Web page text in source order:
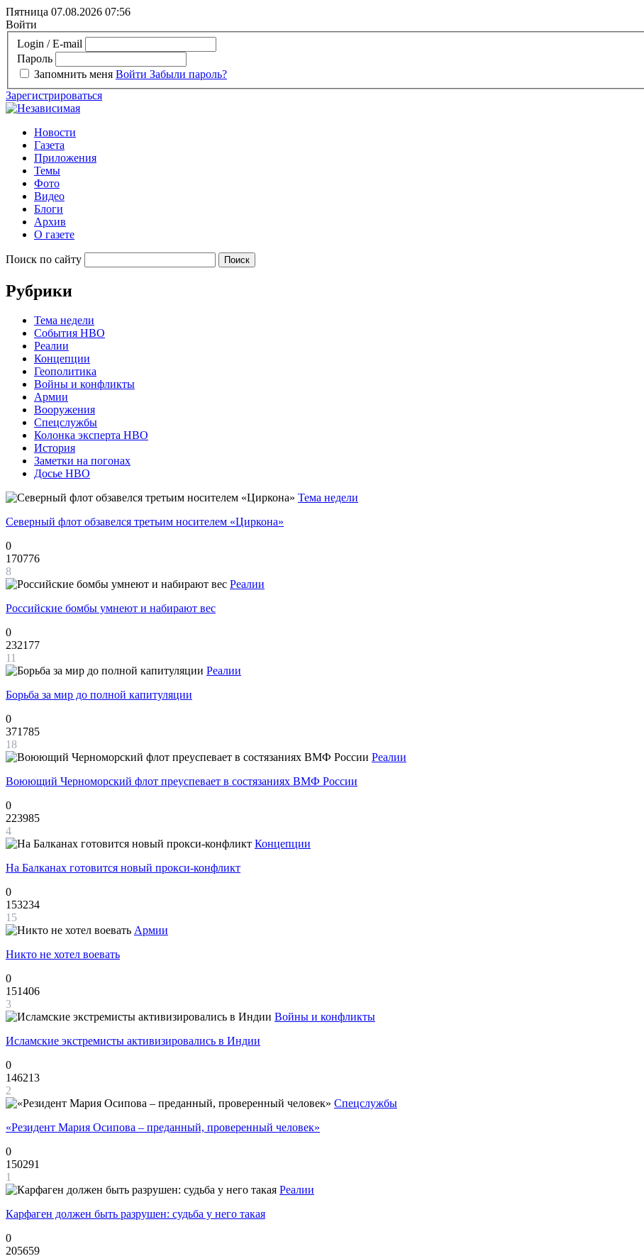
Пятница 07.08.2026 07:56
Войти
Login / E-mail
Пароль
Запомнить меня Войти Забыли пароль?
Зарегистрироваться
Новости
Газета
Приложения
Темы
Фото
Видео
Блоги
Архив
О газете
Поиск по сайту
Рубрики
Тема недели
События НВО
Реалии
Концепции
Геополитика
Войны и конфликты
Армии
Вооружения
Спецслужбы
Колонка эксперта НВО
История
Заметки на погонах
Досье НВО
Тема недели
Северный флот обзавелся третьим носителем «Циркона»
0
170776
8
Реалии
Российские бомбы умнеют и набирают вес
0
232177
11
Реалии
Борьба за мир до полной капитуляции
0
371785
18
Реалии
Воюющий Черноморский флот преуспевает в состязаниях ВМФ России
0
223985
4
Концепции
На Балканах готовится новый прокси-конфликт
0
153234
15
Армии
Никто не хотел воевать
0
151406
3
Войны и конфликты
Исламские экстремисты активизировались в Индии
0
146213
2
Спецслужбы
«Резидент Мария Осипова – преданный, проверенный человек»
0
150291
1
Реалии
Карфаген должен быть разрушен: судьба у него такая
0
205659